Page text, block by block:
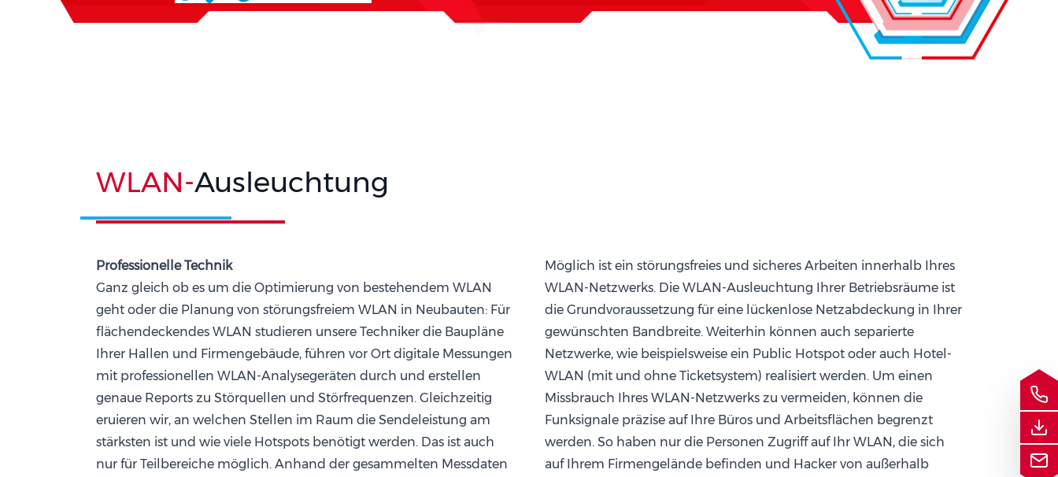
WLAN-Ausleuchtung
Professionelle Technik
Ganz gleich ob es um die Optimierung von bestehendem WLAN
geht oder die Planung von störungsfreiem WLAN in Neubauten: Für
flächendeckendes WLAN studieren unsere Techniker die Baupläne
Ihrer Hallen und Firmengebäude, führen vor Ort digitale Messungen
mit professionellen WLAN-Analysegeräten durch und erstellen
genaue Reports zu Störquellen und Störfrequenzen. Gleichzeitig
eruieren wir, an welchen Stellen im Raum die Sendeleistung am
stärksten ist und wie viele Hotspots benötigt werden. Das ist auch
nur für Teilbereiche möglich. Anhand der gesammelten Messdaten
Möglich ist ein störungsfreies und sicheres Arbeiten innerhalb Ihres
WLAN-Netzwerks. Die WLAN-Ausleuchtung Ihrer Betriebsräume ist
die Grundvoraussetzung für eine lückenlose Netzabdeckung in Ihrer
gewünschten Bandbreite. Weiterhin können auch separierte
Netzwerke, wie beispielsweise ein Public Hotspot oder auch Hotel-
WLAN (mit und ohne Ticketsystem) realisiert werden. Um einen
Missbrauch Ihres WLAN-Netzwerks zu vermeiden, können die
Funksignale präzise auf Ihre Büros und Arbeitsflächen begrenzt
werden. So haben nur die Personen Zugriff auf Ihr WLAN, die sich
auf Ihrem Firmengelände befinden und Hacker von außerhalb